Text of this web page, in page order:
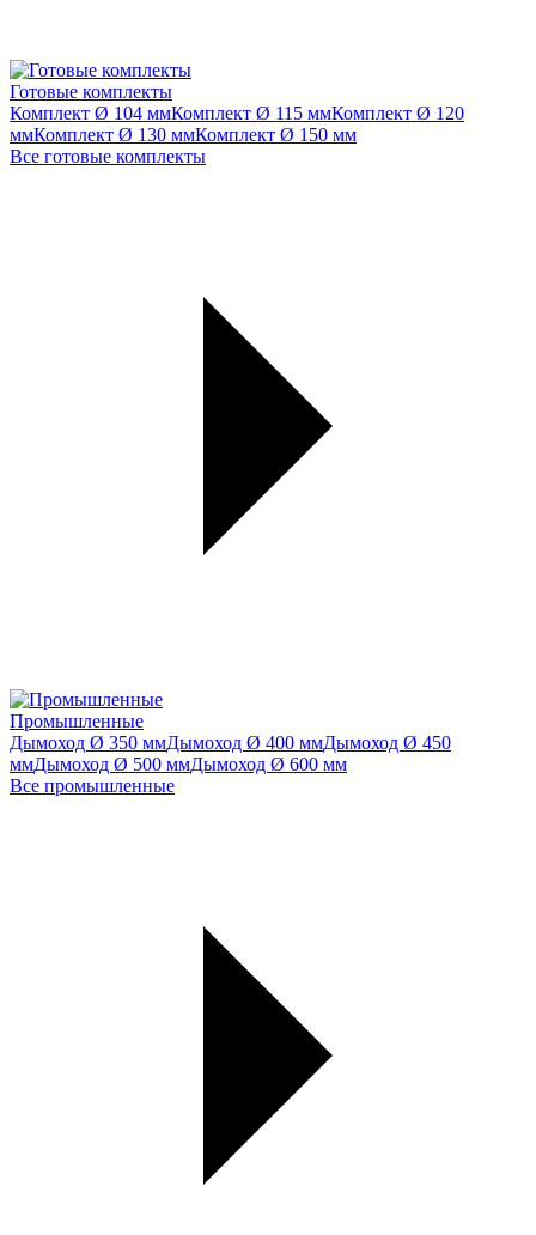
Готовые комплекты
Комплект Ø 104 ммКомплект Ø 115 ммКомплект Ø 120
ммКомплект Ø 130 ммКомплект Ø 150 мм
Все готовые комплекты
Промышленные
Дымоход Ø 350 ммДымоход Ø 400 ммДымоход Ø 450
ммДымоход Ø 500 ммДымоход Ø 600 мм
Все промышленные